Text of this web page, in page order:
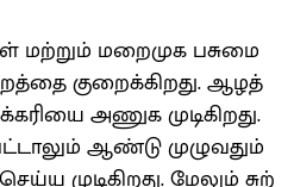
மற்​றும் மறை​முக பசுமை
குறைக்​கிறது. ஆழத்​
அணுக முடிகிறது.
ஆண்டு முழு​வதும்
முடிகிறது. மேலும் சுற்​